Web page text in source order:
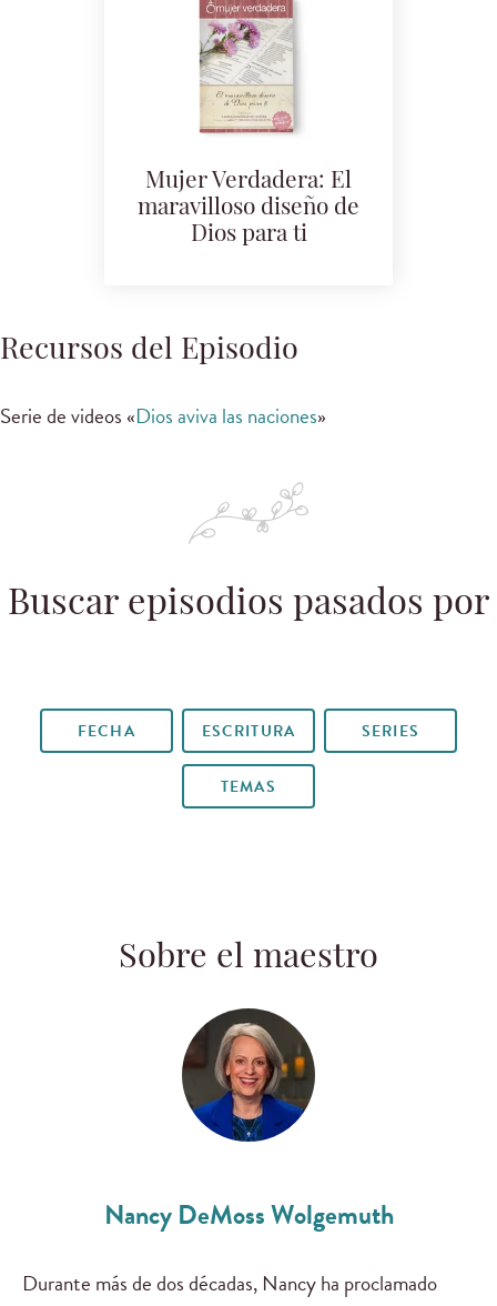
Mujer Verdadera: El
maravilloso diseño de
Dios para ti
Recursos del Episodio
Serie de videos «Dios aviva las naciones»
Buscar episodios pasados por
FECHA ESCRITURA SERIES
TEMAS
Sobre el maestro
Nancy DeMoss Wolgemuth
Durante más de dos décadas, Nancy ha proclamado